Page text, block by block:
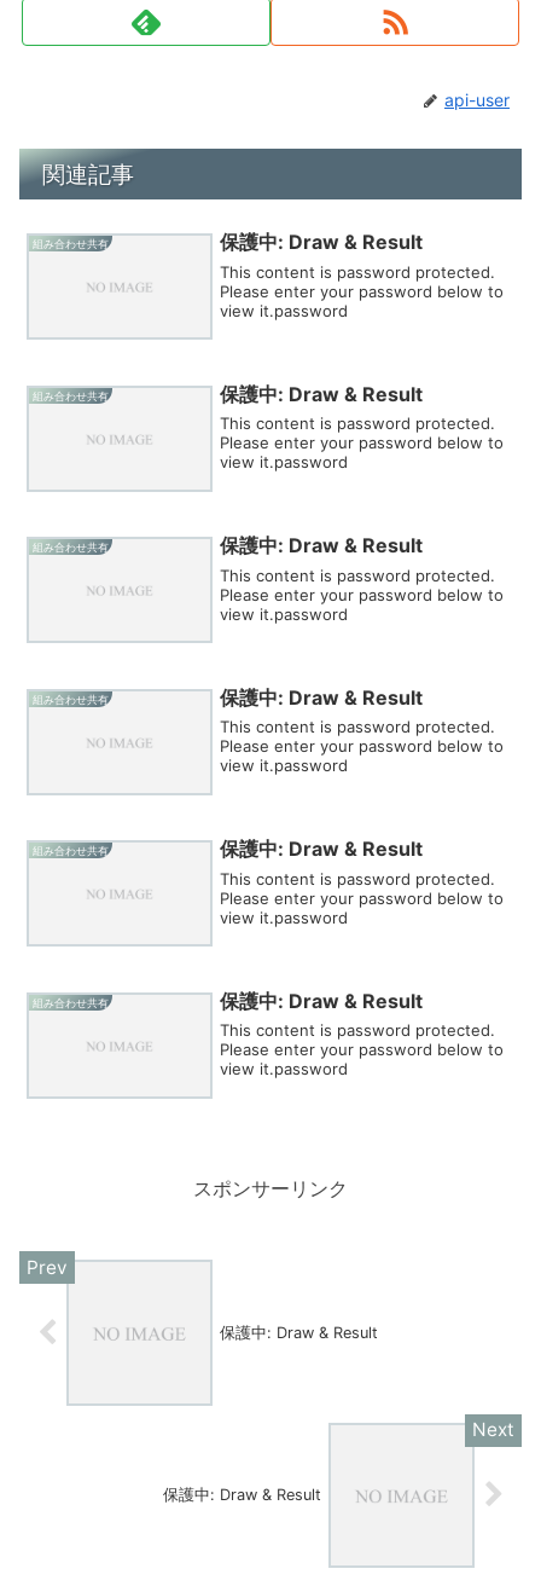
api-user
関連記事
組み合わせ共有 保護中: Draw & Result
This content is password protected.
Please enter your password below to
view it.password
組み合わせ共有 保護中: Draw & Result
This content is password protected.
Please enter your password below to
view it.password
組み合わせ共有 保護中: Draw & Result
This content is password protected.
Please enter your password below to
view it.password
組み合わせ共有 保護中: Draw & Result
This content is password protected.
Please enter your password below to
view it.password
組み合わせ共有 保護中: Draw & Result
This content is password protected.
Please enter your password below to
view it.password
組み合わせ共有 保護中: Draw & Result
This content is password protected.
Please enter your password below to
view it.password
スポンサーリンク
保護中: Draw & Result
保護中: Draw & Result